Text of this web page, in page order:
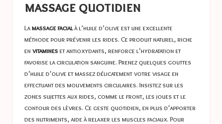
massage quotidien
Lamassage facialà l’huile d’olive est une excellente
méthode pour prévenir les rides. Ce produit naturel, riche
en vitamineset antioxydants, renforce l’hydratation et
favorise la circulation sanguine. Prenez quelques gouttes
d’huile d’olive et massez délicatement votre visage en
effectuant des mouvements circulaires. Insistez sur les
zones sujettes aux rides, comme le front, les joues et le
contour des lèvres. Ce geste quotidien, en plus d’apporter
des nutriments, aide à relaxer les muscles faciaux. Pour